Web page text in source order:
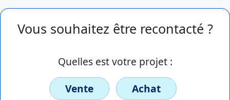
Vous souhaitez être recontacté ?
Quelles est votre projet :
Vente
Achat